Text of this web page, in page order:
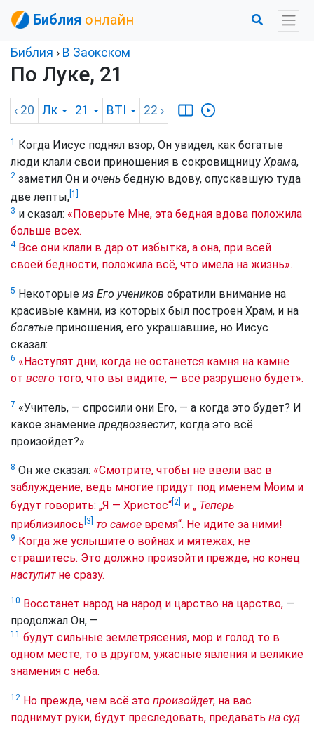
Библия онлайн
Библия › В Заокском
По Луке, 21
‹ 20 Лк 21 BTI 22 ›
1 Когда Иисус поднял взор, Он увидел, как богатые
люди клали свои приношения в сокровищницу Храма,
2 заметил Он и очень бедную вдову, опускавшую туда
две лепты, [1]
3 и сказал: «Поверьте Мне, эта бедная вдова положила
больше всех.
4 Все они клали в дар от избытка, а она, при всей
своей бедности, положила всё, что имела на жизнь».
5 Некоторые из Его учеников обратили внимание на
красивые камни, из которых был построен Храм, и на
богатые приношения, его украшавшие, но Иисус
сказал:
6 «Наступят дни, когда не останется камня на камне
от всего того, что вы видите, — всё разрушено будет».
7 «Учитель, — спросили они Его, — а когда это будет? И
какое знамение предвозвестит, когда это всё
произойдет?»
8 Он же сказал: «Смотрите, чтобы не ввели вас в
заблуждение, ведь многие придут под именем Моим и
будут говорить: „Я — Христос“ [2] и „ Теперь
приблизилось [3] то самое время“. Не идите за ними!
9 Когда же услышите о войнах и мятежах, не
страшитесь. Это должно произойти прежде, но конец
наступитне сразу.
10 Восстанет народ на народ и царство на царство, —
продолжал Он, —
11 будут сильные землетрясения, мор и голод то в
одном месте, то в другом, ужасные явления и великие
знамения с неба.
12 Но прежде, чем всё это произойдет, на вас
поднимут руки, будут преследовать, предавать на суд